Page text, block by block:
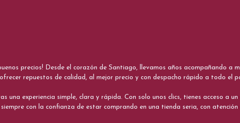
precios! Desde el corazón de Santiago, llevamos años acompañando
ofrecer repuestos de calidad, al mejor precio y con despacho rápido a todo el
una experiencia simple, clara y rápida. Con solo unos clics, tienes acceso a
siempre con la confianza de estar comprando en una tienda seria, con atención